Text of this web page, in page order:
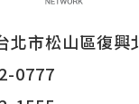
北市松山區復興
0777